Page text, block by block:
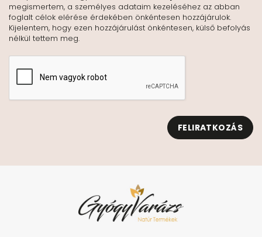
megismertem, a személyes adataim kezeléséhez az abban
foglalt célok elérése érdekében önkéntesen hozzájárulok.
Kijelentem, hogy ezen hozzájárulást önkéntesen, külső befolyás
nélkül tettem meg.
FELIRATKOZÁS